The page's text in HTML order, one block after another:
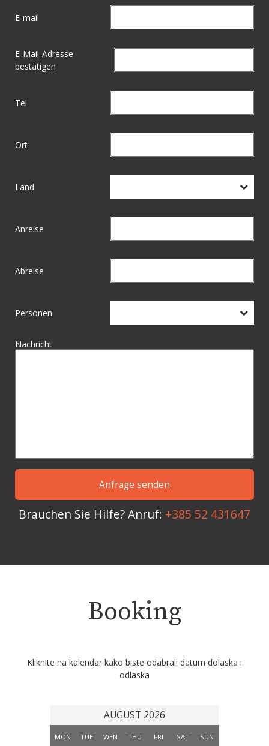
E-mail
E-Mail-Adresse
bestätigen
Tel
Ort
Land
Anreise
Abreise
Personen
Nachricht
Brauchen Sie Hilfe? Anruf: +385 52 431647
Booking
Kliknite na kalendar kako biste odabrali datum dolaska i
odlaska
AUGUST 2026
MON TUE WEN THU FRI SAT SUN